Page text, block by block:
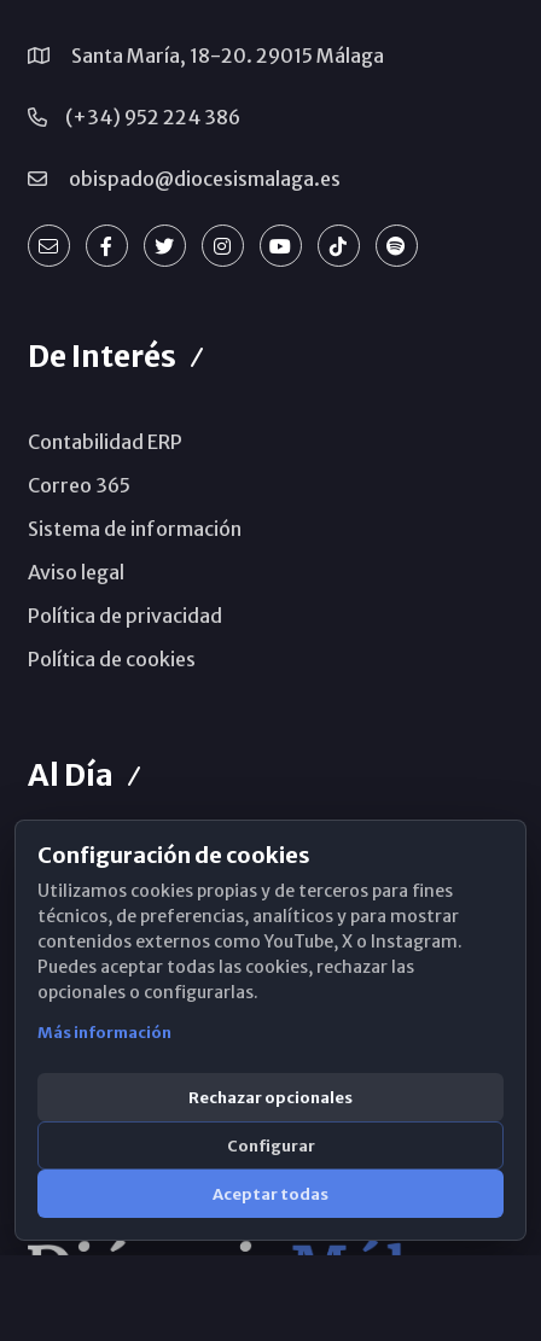
Santa María, 18-20. 29015 Málaga
(+34) 952 224 386
obispado@diocesismalaga.es
De Interés
Contabilidad ERP
Correo 365
Sistema de información
Aviso legal
Política de privacidad
Política de cookies
Al Día
Horarios de Misa
Hemeroteca
WhatsApp
Configuración de cookies
Utilizamos cookies propias y de terceros para fines
técnicos, de preferencias, analíticos y para mostrar
contenidos externos como YouTube, X o Instagram.
Puedes aceptar todas las cookies, rechazar las
opcionales o configurarlas.
Más información
Rechazar opcionales
Configurar
Aceptar todas